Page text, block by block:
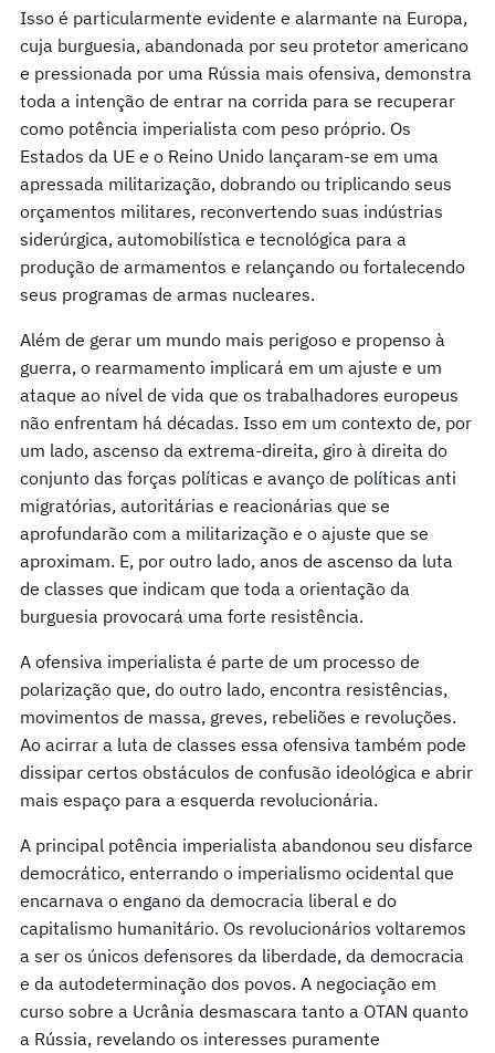
Isso é particularmente evidente e alarmante na Europa,
cuja burguesia, abandonada por seu protetor americano
e pressionada por uma Rússia mais ofensiva, demonstra
toda a intenção de entrar na corrida para se recuperar
como potência imperialista com peso próprio. Os
Estados da UE e o Reino Unido lançaram-se em uma
apressada militarização, dobrando ou triplicando seus
orçamentos militares, reconvertendo suas indústrias
siderúrgica, automobilística e tecnológica para a
produção de armamentos e relançando ou fortalecendo
seus programas de armas nucleares.
Além de gerar um mundo mais perigoso e propenso à
guerra, o rearmamento implicará em um ajuste e um
ataque ao nível de vida que os trabalhadores europeus
não enfrentam há décadas. Isso em um contexto de, por
um lado, ascenso da extrema-direita, giro à direita do
conjunto das forças políticas e avanço de políticas anti
migratórias, autoritárias e reacionárias que se
aprofundarão com a militarização e o ajuste que se
aproximam. E, por outro lado, anos de ascenso da luta
de classes que indicam que toda a orientação da
burguesia provocará uma forte resistência.
A ofensiva imperialista é parte de um processo de
polarização que, do outro lado, encontra resistências,
movimentos de massa, greves, rebeliões e revoluções.
Ao acirrar a luta de classes essa ofensiva também pode
dissipar certos obstáculos de confusão ideológica e abrir
mais espaço para a esquerda revolucionária.
A principal potência imperialista abandonou seu disfarce
democrático, enterrando o imperialismo ocidental que
encarnava o engano da democracia liberal e do
capitalismo humanitário. Os revolucionários voltaremos
a ser os únicos defensores da liberdade, da democracia
e da autodeterminação dos povos. A negociação em
curso sobre a Ucrânia desmascara tanto a OTAN quanto
a Rússia, revelando os interesses puramente